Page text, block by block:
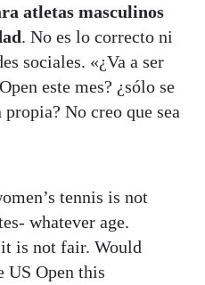
atletas masculinos
. No es lo correcto ni
sociales. «¿Va a ser
este mes? ¿sólo se
No creo que sea
tennis is not
whatever age.
is not fair. Would
US Open this